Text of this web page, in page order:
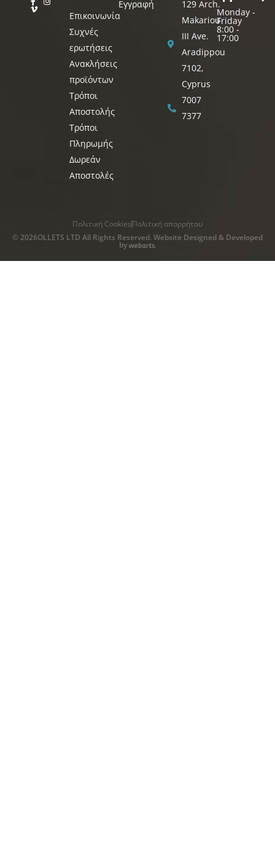
Επικοινωνία
Συχνές
ερωτήσεις
Ανακλήσεις
προϊόντων
Τρόποι
Αποστολής
Τρόποι
Πληρωμής
Δωρεάν
Αποστολές
Εγγραφή
129 Arch.
Makariou
III Ave.
Aradippou
7102,
Cyprus
7007
7377
Monday -
Friday
8:00 -
17:00
© 2026OLLETS LTD All Rights Reserved. Website Designed & Developed
by
Πολιτική CookiesΠολιτική απορρήτου